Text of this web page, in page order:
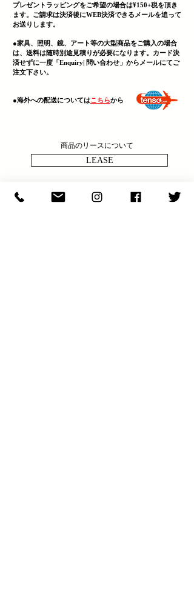
プレゼントラッピングをご希望の場合は¥150+税を頂き
ます。ご請求は決済後にWEB決済できるメールを追って
お送りします。
●家具、照明、鏡、 アート等の大型商品をご購入の場合
は、送料は随時別途見積りが必要になります。カード決
済せずに一度「Enquiry| 問い合わせ」からメールにてご
注文下さい。
​●海外への配送についてはこちらから
商品のリースについて
LEASE